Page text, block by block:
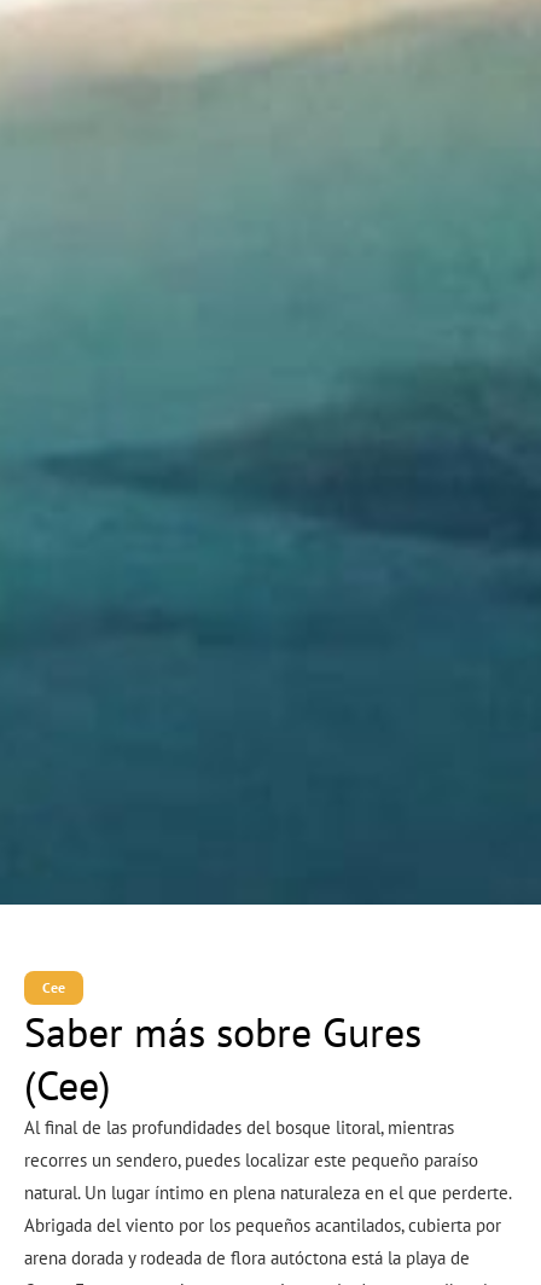
Cee
Saber más sobre Gures
(Cee)
Al final de las profundidades del bosque litoral, mientras
recorres un sendero, puedes localizar este pequeño paraíso
natural. Un lugar íntimo en plena naturaleza en el que perderte.
Abrigada del viento por los pequeños acantilados, cubierta por
arena dorada y rodeada de flora autóctona está la playa de